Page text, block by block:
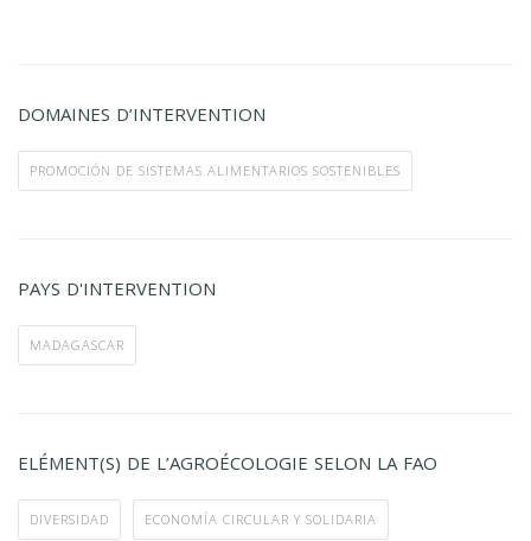
DOMAINES D’INTERVENTION
PROMOCIÓN DE SISTEMAS ALIMENTARIOS SOSTENIBLES
PAYS D'INTERVENTION
MADAGASCAR
ELÉMENT(S) DE L’AGROÉCOLOGIE SELON LA FAO
DIVERSIDAD ECONOMÍA CIRCULAR Y SOLIDARIA